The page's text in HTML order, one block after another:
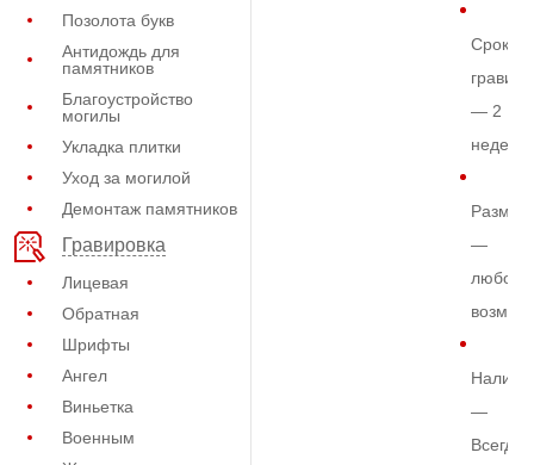
Позолота букв
Антидождь для
памятников
Благоустройство
могилы
Укладка плитки
Уход за могилой
Демонтаж памятников
Гравировка
Лицевая
Обратная
Шрифты
Ангел
Виньетка
Военным
Срок
— 2
недели
Размер
—
любой
—
Всегда